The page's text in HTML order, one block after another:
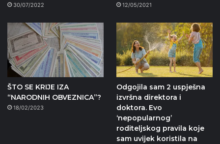
30/07/2022 12/05/2021
ŠTO SE KRIJE IZA
“NARODNIH OBVEZNICA”?
18/02/2023
Odgojila sam 2 uspješna
izvršna direktora i
doktora. Evo
‘nepopularnog’
roditeljskog pravila koje
sam uvijek koristila na